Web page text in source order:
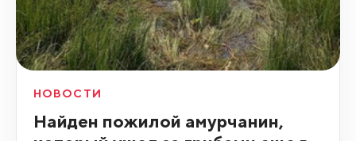
НОВОСТИ
Найден пожилой амурчанин,